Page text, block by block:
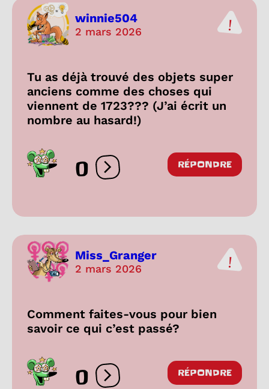
winnie504
2 mars 2026
Tu as déjà trouvé des objets super
anciens comme des choses qui
viennent de 1723??? (J’ai écrit un
nombre au hasard!)
0 Ouvrir les réactions
RÉPONDRE
Miss_Granger
2 mars 2026
Comment faites-vous pour bien
savoir ce qui c’est passé?
0 Ouvrir les réactions
RÉPONDRE